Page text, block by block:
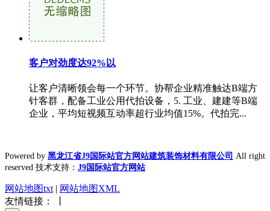
客户对劲度达92%以
让客户清晰领会每一个环节。协帮企业精准触达B端方
针客群，配备工业公用代拍设备，5. 工业、建建等B端
企业，平均短视频互动率超行业均值15%。代拍完...
Powered by 黑龙江省J9国际站官方网站建筑装饰材料有限公司 All right
reserved 技术支持： J9国际站官方网站
网站地图txt | 网站地图XML
友情链接： 丨